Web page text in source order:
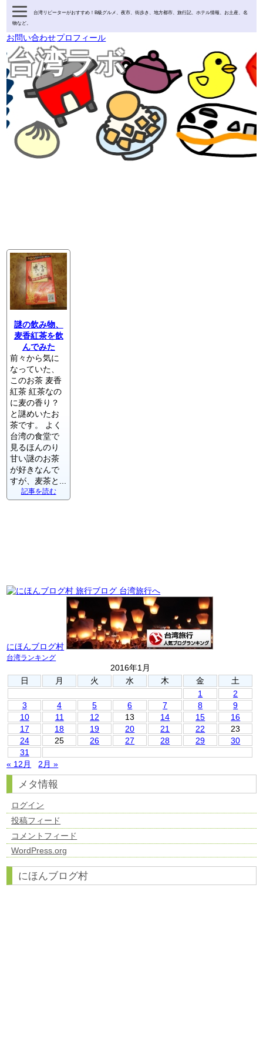
台湾リピーターがおすすめ！B級グルメ、夜市、街歩き、地方都市、旅行記、ホテル情報、お土産、名
物など。
お問い合わせプロフィール
台湾ラボ
謎の飲み物、
麦香紅茶を飲
んでみた
前々から気に
なっていた、
このお茶 麦香
紅茶 紅茶なの
に麦の香り？
と謎めいたお
茶です。 よく
台湾の食堂で
見るほんのり
甘い謎のお茶
が好きなんで
すが、麦茶と...
記事を読む
にほんブログ村
台湾ランキング
2016年1月
日
月 火 水 木 金
土
1
2
3
4 5 6 7 8
9
10
11 12 13 14 15
16
17
18 19 20 21 22
23
24
25 26 27 28 29
30
31
« 12月
2月 »
メタ情報
ログイン
投稿フィード
コメントフィード
WordPress.org
にほんブログ村